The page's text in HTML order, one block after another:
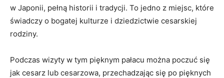
w Japonii, pełną historii i tradycji. ⁤To jedno z miejsc, ⁢które
świadczy o bogatej‍ kulturze i dziedzictwie cesarskiej
rodziny.
Podczas wizyty w ‍tym pięknym pałacu można poczuć się
jak cesarz lub ⁣cesarzowa, przechadzając się po ‍pięknych